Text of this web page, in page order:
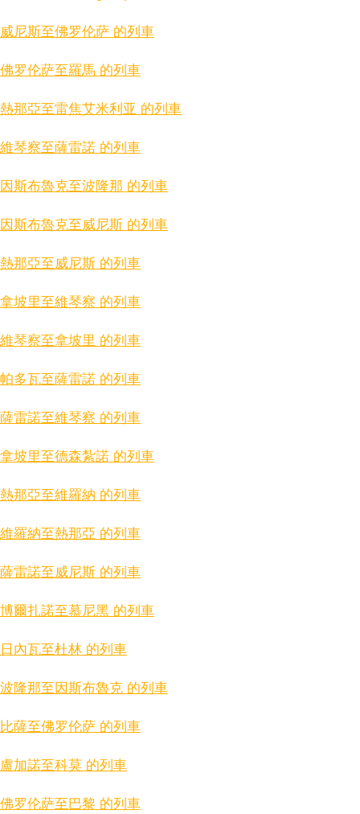
威尼斯至佛罗伦萨 的列車
佛罗伦萨至羅馬 的列車
熱那亞至雷焦艾米利亚 的列車
維琴察至薩雷諾 的列車
因斯布魯克至波隆那 的列車
因斯布魯克至威尼斯 的列車
熱那亞至威尼斯 的列車
拿坡里至維琴察 的列車
維琴察至拿坡里 的列車
帕多瓦至薩雷諾 的列車
薩雷諾至維琴察 的列車
拿坡里至德森紮諾 的列車
熱那亞至維羅納 的列車
維羅納至熱那亞 的列車
薩雷諾至威尼斯 的列車
博爾扎諾至慕尼黑 的列車
日內瓦至杜林 的列車
波隆那至因斯布魯克 的列車
比薩至佛罗伦萨 的列車
盧加諾至科莫 的列車
佛罗伦萨至巴黎 的列車